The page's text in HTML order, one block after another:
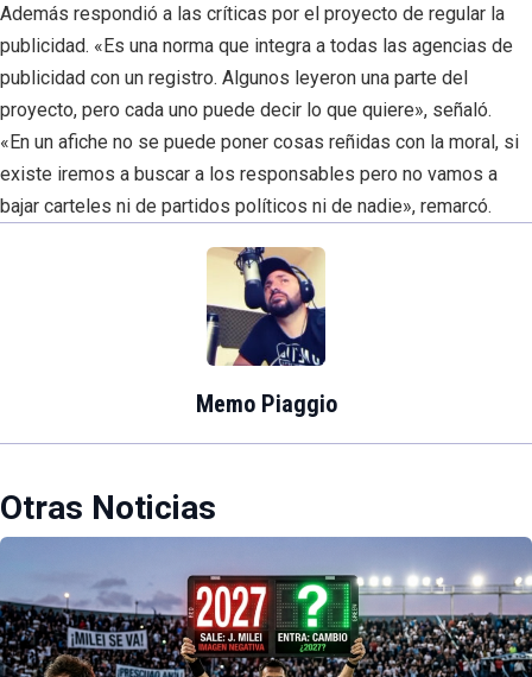
Además respondió a las críticas por el proyecto de regular la
publicidad. «Es una norma que integra a todas las agencias de
publicidad con un registro. Algunos leyeron una parte del
proyecto, pero cada uno puede decir lo que quiere», señaló.
«En un afiche no se puede poner cosas reñidas con la moral, si
existe iremos a buscar a los responsables pero no vamos a
bajar carteles ni de partidos políticos ni de nadie», remarcó.
Memo Piaggio
Otras Noticias